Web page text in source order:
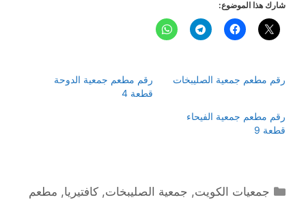
شارك هذا الموضوع:
رقم مطعم جمعية الصليبخات
رقم مطعم جمعية الدوحة
قطعة 4
رقم مطعم جمعية الفيحاء
قطعة 9
التصنيفات
جمعيات الكويت, جمعية الصليبخات,كافتيريا, مطعم